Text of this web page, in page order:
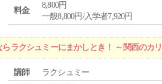
料金
8,800円
一般8,800円/入学者7,920円
ラクシュミーにまかしとき！ ～関西のカ
講師
ラクシュミー